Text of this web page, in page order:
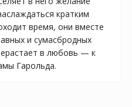
кратким
время, они вместе
и сумасбродных
в любовь — к
Гарольда.